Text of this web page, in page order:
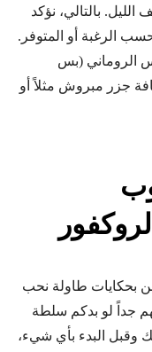
الليل. بالتالي، نؤكد
الرغبة أو المتوفر.
الروماني (بس
جزر مبروش مثلاً أو
بحكايات طاولة نحب
جداً لو بدكم سلطة
البدء بأي شيء،